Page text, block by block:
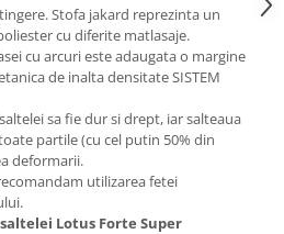
Stofa jakard reprezinta un
cu diferite matlasaje.
cu arcuri este adaugata o margine
de inalta densitate SISTEM
sa fie dur si drept, iar salteaua
partile (cu cel putin 50% din
deformarii.
utilizarea fetei
Lotus Forte Super